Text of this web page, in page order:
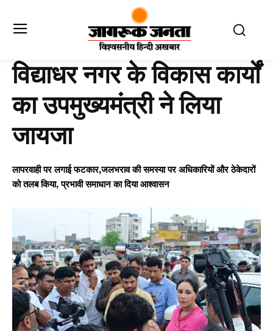
विद्याधर नगर के विकास कार्यों
का उपमुख्यमंत्री ने लिया
जायजा
लापरवाही पर लगाई फटकार,जलभराव की समस्या पर अधिकारियों और ठेकेदारों
को तलब किया, प्रभावी समाधान का दिया आश्वासन